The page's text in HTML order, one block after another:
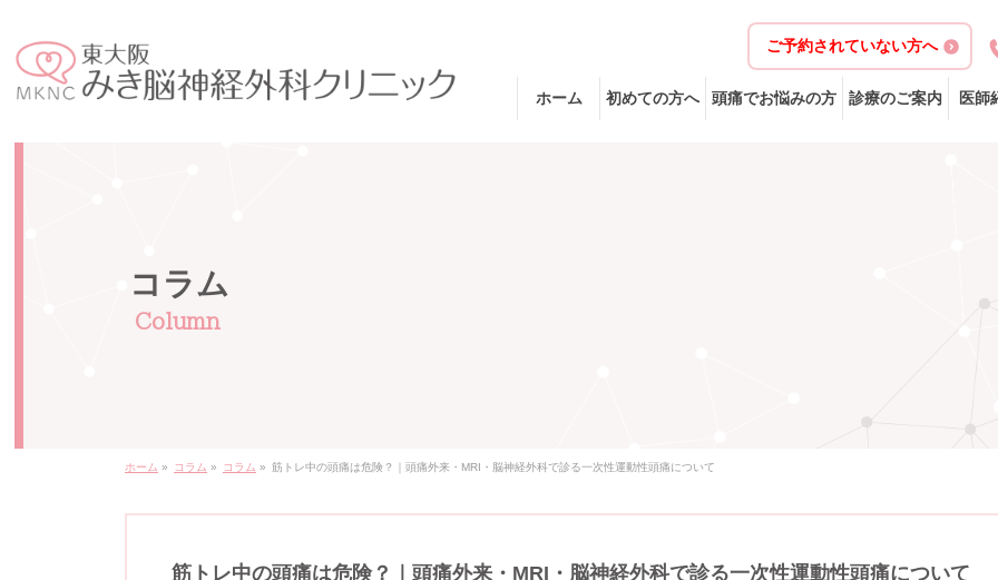
ホーム 初めての方へ 頭痛でお悩みの方 診療のご案内 医師
ご予約されていない方へ
コラム
ホーム » コラム » コラム » 筋トレ中の頭痛は危険？｜頭痛外来・MRI・脳神経外科で診る一次性運動性頭痛について
筋トレ中の頭痛は危険？｜頭痛外来・MRI・脳神経外科で診る一次性運動性頭痛について